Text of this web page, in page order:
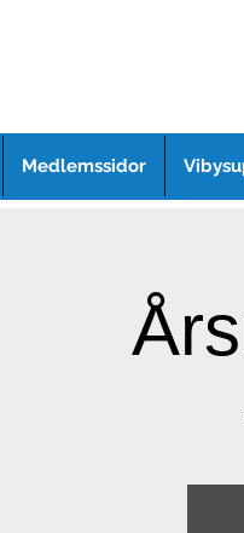
Medlemssidor